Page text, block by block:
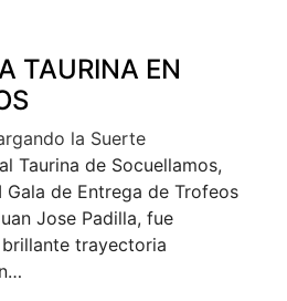
TAURINA EN
la Suerte
Taurina de Socuellamos,
Gala de Entrega de Trofeos
Jose Padilla, fue
trayectoria